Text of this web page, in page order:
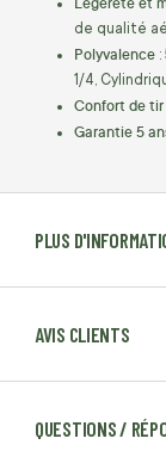
PLUS
AVIS CLIENTS
QUESTIONS /
de qualité
Polyvalence
1/4,
Confort de tir
Garantie 5